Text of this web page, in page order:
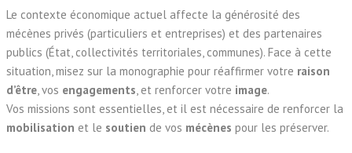
Le contexte économique actuel affecte la générosité des
mécènes privés (particuliers et entreprises) et des partenaires
publics (État, collectivités territoriales, communes). Face à cette
situation, misez sur la monographie pour réaffirmer votre raison
d’être, vos engagements, et renforcer votre image.
Vos missions sont essentielles, et il est nécessaire de renforcer la
mobilisation et le soutien de vos mécènes pour les préserver.